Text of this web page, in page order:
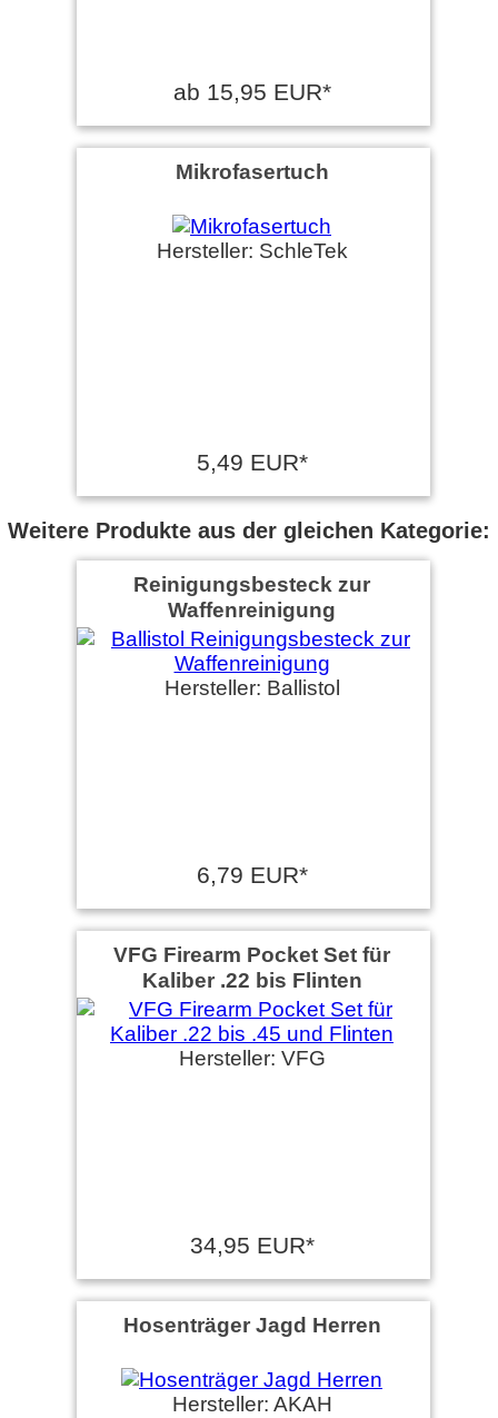
ab 15,95 EUR*
Mikrofasertuch
Hersteller: SchleTek
5,49 EUR*
Weitere Produkte aus der gleichen Kategorie:
Reinigungsbesteck zur
Waffenreinigung
Hersteller: Ballistol
6,79 EUR*
VFG Firearm Pocket Set für
Kaliber .22 bis Flinten
Hersteller: VFG
34,95 EUR*
Hosenträger Jagd Herren
Hersteller: AKAH